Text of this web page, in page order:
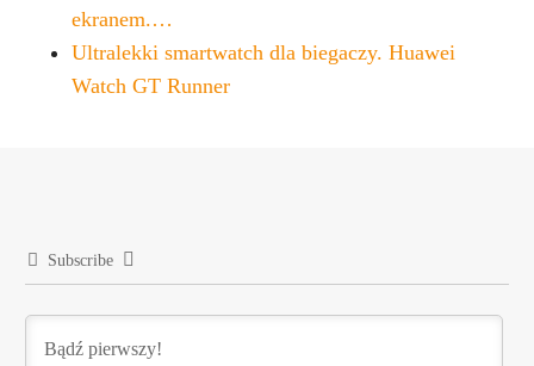
ekranem.…
Ultralekki smartwatch dla biegaczy. Huawei
Watch GT Runner
Subscribe